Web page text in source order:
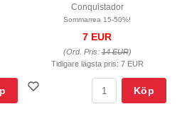
Conquistador
Sommarrea 15-50%!
7 EUR
(Ord. Pris:14 EUR)
Tidigare lägsta pris: 7 EUR
Köp